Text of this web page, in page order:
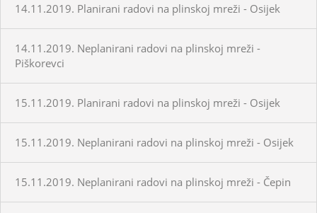
14.11.2019. Planirani radovi na plinskoj mreži - Osijek
14.11.2019. Neplanirani radovi na plinskoj mreži -
Piškorevci
15.11.2019. Planirani radovi na plinskoj mreži - Osijek
15.11.2019. Neplanirani radovi na plinskoj mreži - Osijek
15.11.2019. Neplanirani radovi na plinskoj mreži - Čepin